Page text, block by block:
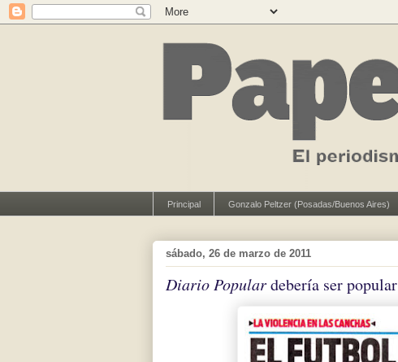
Principal Gonzalo Peltzer (Posadas/Buenos Aires)
sábado, 26 de marzo de 2011
Diario Populardebería ser popular